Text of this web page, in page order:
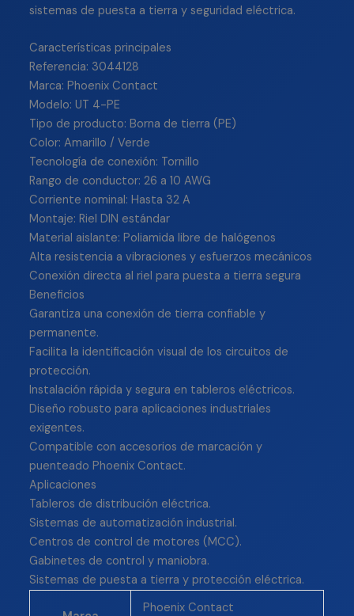
sistemas de puesta a tierra y seguridad eléctrica.
Características principales
Referencia: 3044128
Marca: Phoenix Contact
Modelo: UT 4-PE
Tipo de producto: Borna de tierra (PE)
Color: Amarillo / Verde
Tecnología de conexión: Tornillo
Rango de conductor: 26 a 10 AWG
Corriente nominal: Hasta 32 A
Montaje: Riel DIN estándar
Material aislante: Poliamida libre de halógenos
Alta resistencia a vibraciones y esfuerzos mecánicos
Conexión directa al riel para puesta a tierra segura
Beneficios
Garantiza una conexión de tierra confiable y
permanente.
Facilita la identificación visual de los circuitos de
protección.
Instalación rápida y segura en tableros eléctricos.
Diseño robusto para aplicaciones industriales
exigentes.
Compatible con accesorios de marcación y
puenteado Phoenix Contact.
Aplicaciones
Tableros de distribución eléctrica.
Sistemas de automatización industrial.
Centros de control de motores (MCC).
Gabinetes de control y maniobra.
Sistemas de puesta a tierra y protección eléctrica.
Phoenix Contact